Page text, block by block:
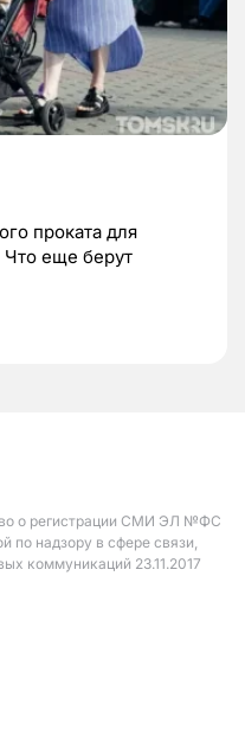
проката для
еще берут
о регистрации СМИ ЭЛ №ФС
по надзору в сфере связи,
коммуникаций 23.11.2017